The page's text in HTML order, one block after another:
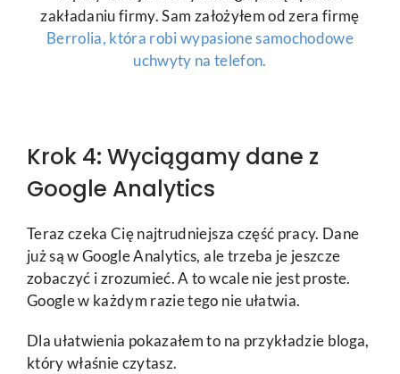
zakładaniu firmy. Sam założyłem od zera firmę
Berrolia, która robi wypasione samochodowe
uchwyty na telefon.
Krok 4: Wyciągamy dane z
Google Analytics
Teraz czeka Cię najtrudniejsza część pracy. Dane
już są w Google Analytics, ale trzeba je jeszcze
zobaczyć i zrozumieć. A to wcale nie jest proste.
Google w każdym razie tego nie ułatwia.
Dla ułatwienia pokazałem to na przykładzie bloga,
który właśnie czytasz.